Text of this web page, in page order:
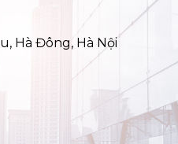
Hà Đông, Hà Nội